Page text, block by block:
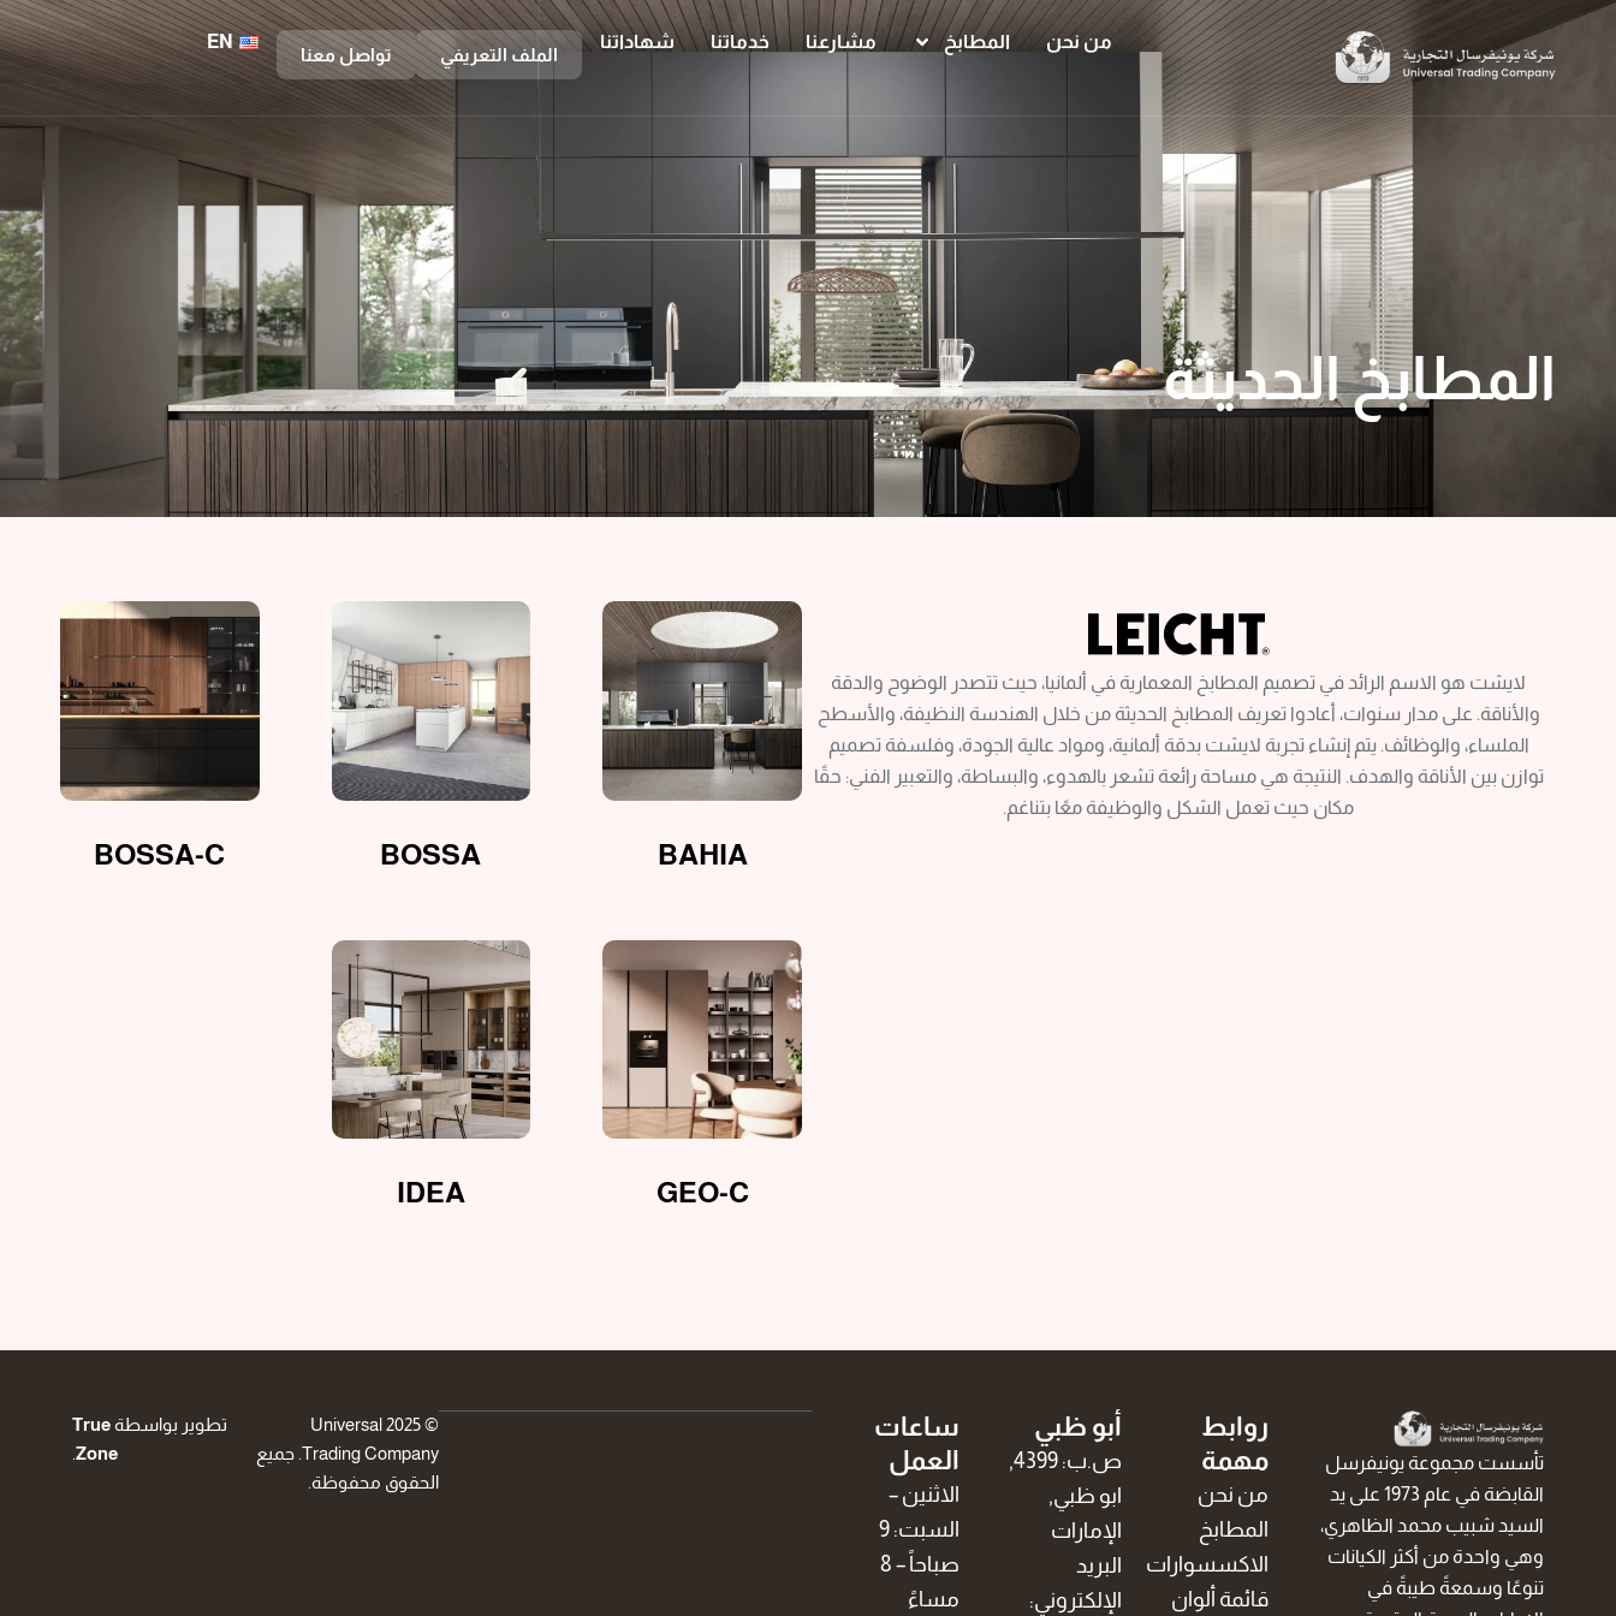
تخطي
المحتوى
من نحن المطابخ مشارعنا خدماتنا شهاداتنا
الملف التعريفي تواصل معنا
EN
المطابخ الحديثة
لايشت هو الاسم الرائد في تصميم المطابخ المعمارية في ألمانيا، حيث تتصدر الوضوح والدقة
والأناقة. على مدار سنوات، أعادوا تعريف المطابخ الحديثة من خلال الهندسة النظيفة، والأسطح
الملساء، والوظائف. يتم إنشاء تجربة لايشت بدقة ألمانية، ومواد عالية الجودة، وفلسفة تصميم
توازن بين الأناقة والهدف. النتيجة هي مساحة رائعة تشعر بالهدوء، والبساطة، والتعبير الفني: حقًا
مكان حيث تعمل الشكل والوظيفة معًا بتناغم.
BAHIA
BOSSA
BOSSA-C
GEO-C
IDEA
تأسست مجموعة يونيفرسل
القابضة في عام 1973 على يد
السيد شبيب محمد الظاهري،
وهي واحدة من أكثر الكيانات
تنوعًا وسمعةً طيبةً في
روابط
مهمة
من نحن
المطابخ
الاكسسوارات
قائمة ألوان
أبو ظبي
ص.ب: 4399,
ابو ظبي,
الإمارات
البريد
الإلكتروني:
ساعات
العمل
الاثنين –
السبت: 9
صباحاً – 8
مساءً
© 2025 Universal
Trading Company. جميع
الحقوق محفوظة.
تطوير بواسطةTrue
Zone